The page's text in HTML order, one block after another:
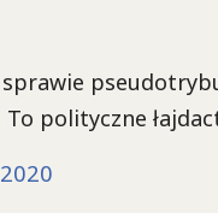
polityczne